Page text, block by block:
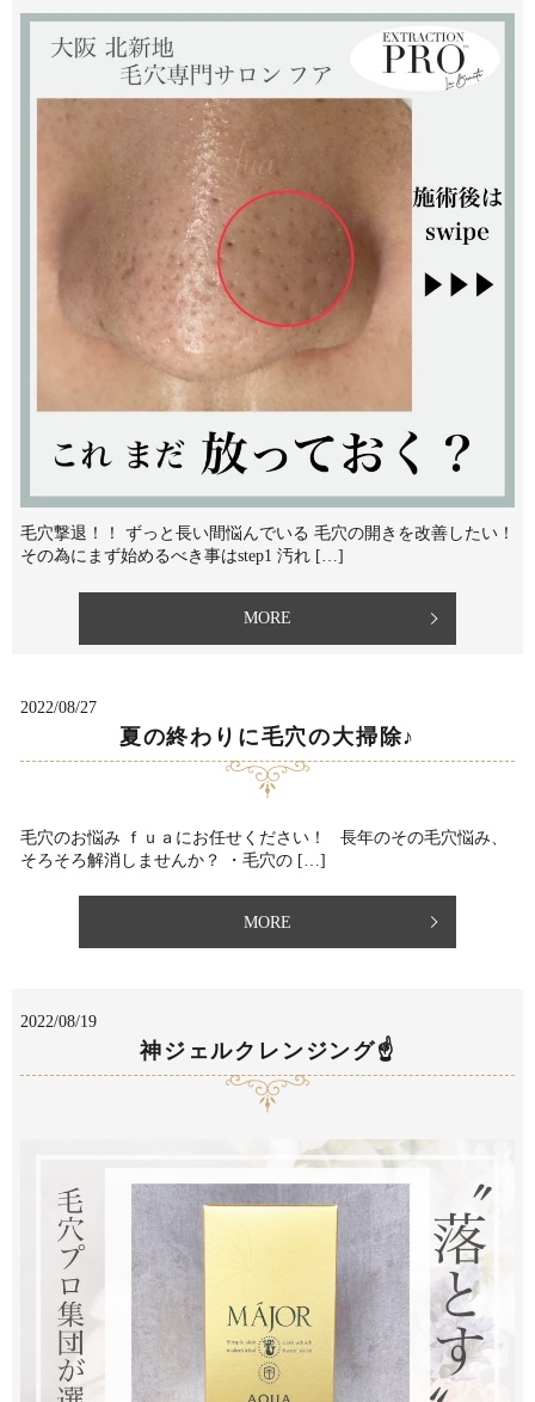
毛穴撃退！！ ずっと長い間悩んでいる 毛穴の開きを改善したい！⁡
その為にまず始めるべき事は⁡step1 汚れ […]
MORE
2022/08/27
夏の終わりに毛穴の大掃除♪
毛穴のお悩み ｆｕａにお任せください！ 長年のその毛穴悩み、
そろそろ解消しませんか？⁡ ・毛穴の […]
MORE
2022/08/19
神ジェルクレンジング☝️